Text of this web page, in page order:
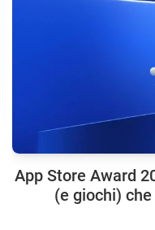
App Store Award
(e giochi)